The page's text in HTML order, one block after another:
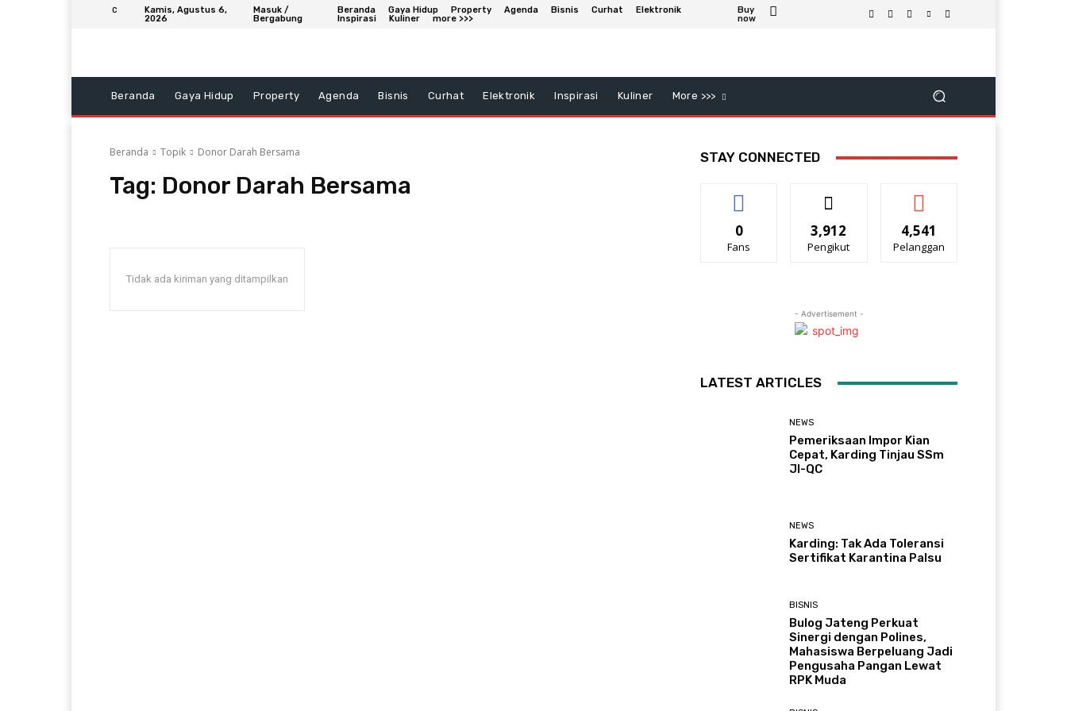
C
Kamis, Agustus 6,
2026
Masuk /
Bergabung
Beranda Gaya Hidup Property Agenda Bisnis Curhat
Elektronik
Inspirasi
Kuliner more >>>
Buy
now
Beranda Gaya Hidup Property Agenda Bisnis Curhat Elektronik Inspirasi Kuliner More >>>
Beranda Topik Donor Darah Bersama
Tag: Donor Darah Bersama
Tidak ada kiriman yang ditampilkan
STAY CONNECTED
0
Fans
3,912
Pengikut
4,541
Pelanggan
- Advertisement -
LATEST ARTICLES
NEWS
Pemeriksaan Impor Kian
Cepat, Karding Tinjau SSm
JI-QC
NEWS
Karding: Tak Ada Toleransi
Sertifikat Karantina Palsu
BISNIS
Bulog Jateng Perkuat
Sinergi dengan Polines,
Mahasiswa Berpeluang Jadi
Pengusaha Pangan Lewat
RPK Muda